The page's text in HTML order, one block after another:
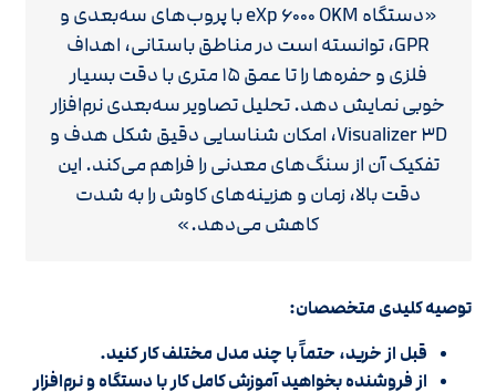
«دستگاه eXp ۶۰۰۰ OKM با پروب‌های سه‌بعدی و
GPR، توانسته است در مناطق باستانی، اهداف
فلزی و حفره‌ها را تا عمق ۱۵ متری با دقت بسیار
خوبی نمایش دهد. تحلیل تصاویر سه‌بعدی نرم‌افزار
Visualizer ۳D، امکان شناسایی دقیق شکل هدف و
تفکیک آن از سنگ‌های معدنی را فراهم می‌کند. این
دقت بالا، زمان و هزینه‌های کاوش را به شدت
کاهش می‌دهد.»
توصیه کلیدی متخصصان:
قبل از خرید، حتماً با چند مدل مختلف کار کنید.
از فروشنده بخواهید آموزش کامل کار با دستگاه و نرم‌افزار